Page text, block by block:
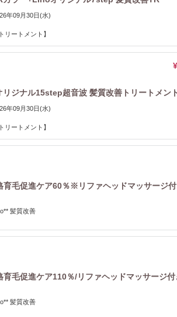
年09月30日(水)
リートメント】
リジナル15step超音波 髪質改善トリートメント
年09月30日(水)
リートメント】
育毛促進ケア60％※リファヘッドマッサージ付
髪質改善
毛促進ケア110％/リファヘッドマッサージ付
髪質改善